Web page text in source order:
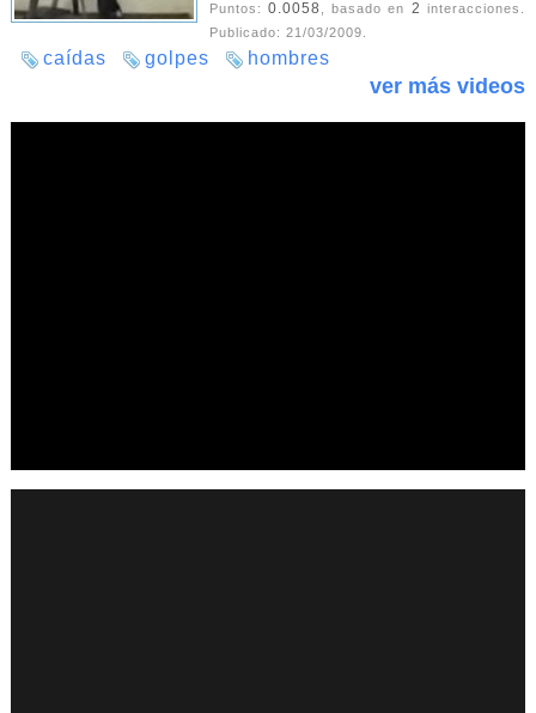
Puntos: 0.0058 , basado en 2 interacciones.
Publicado: 21/03/2009.
caídas golpes hombres
ver más videos